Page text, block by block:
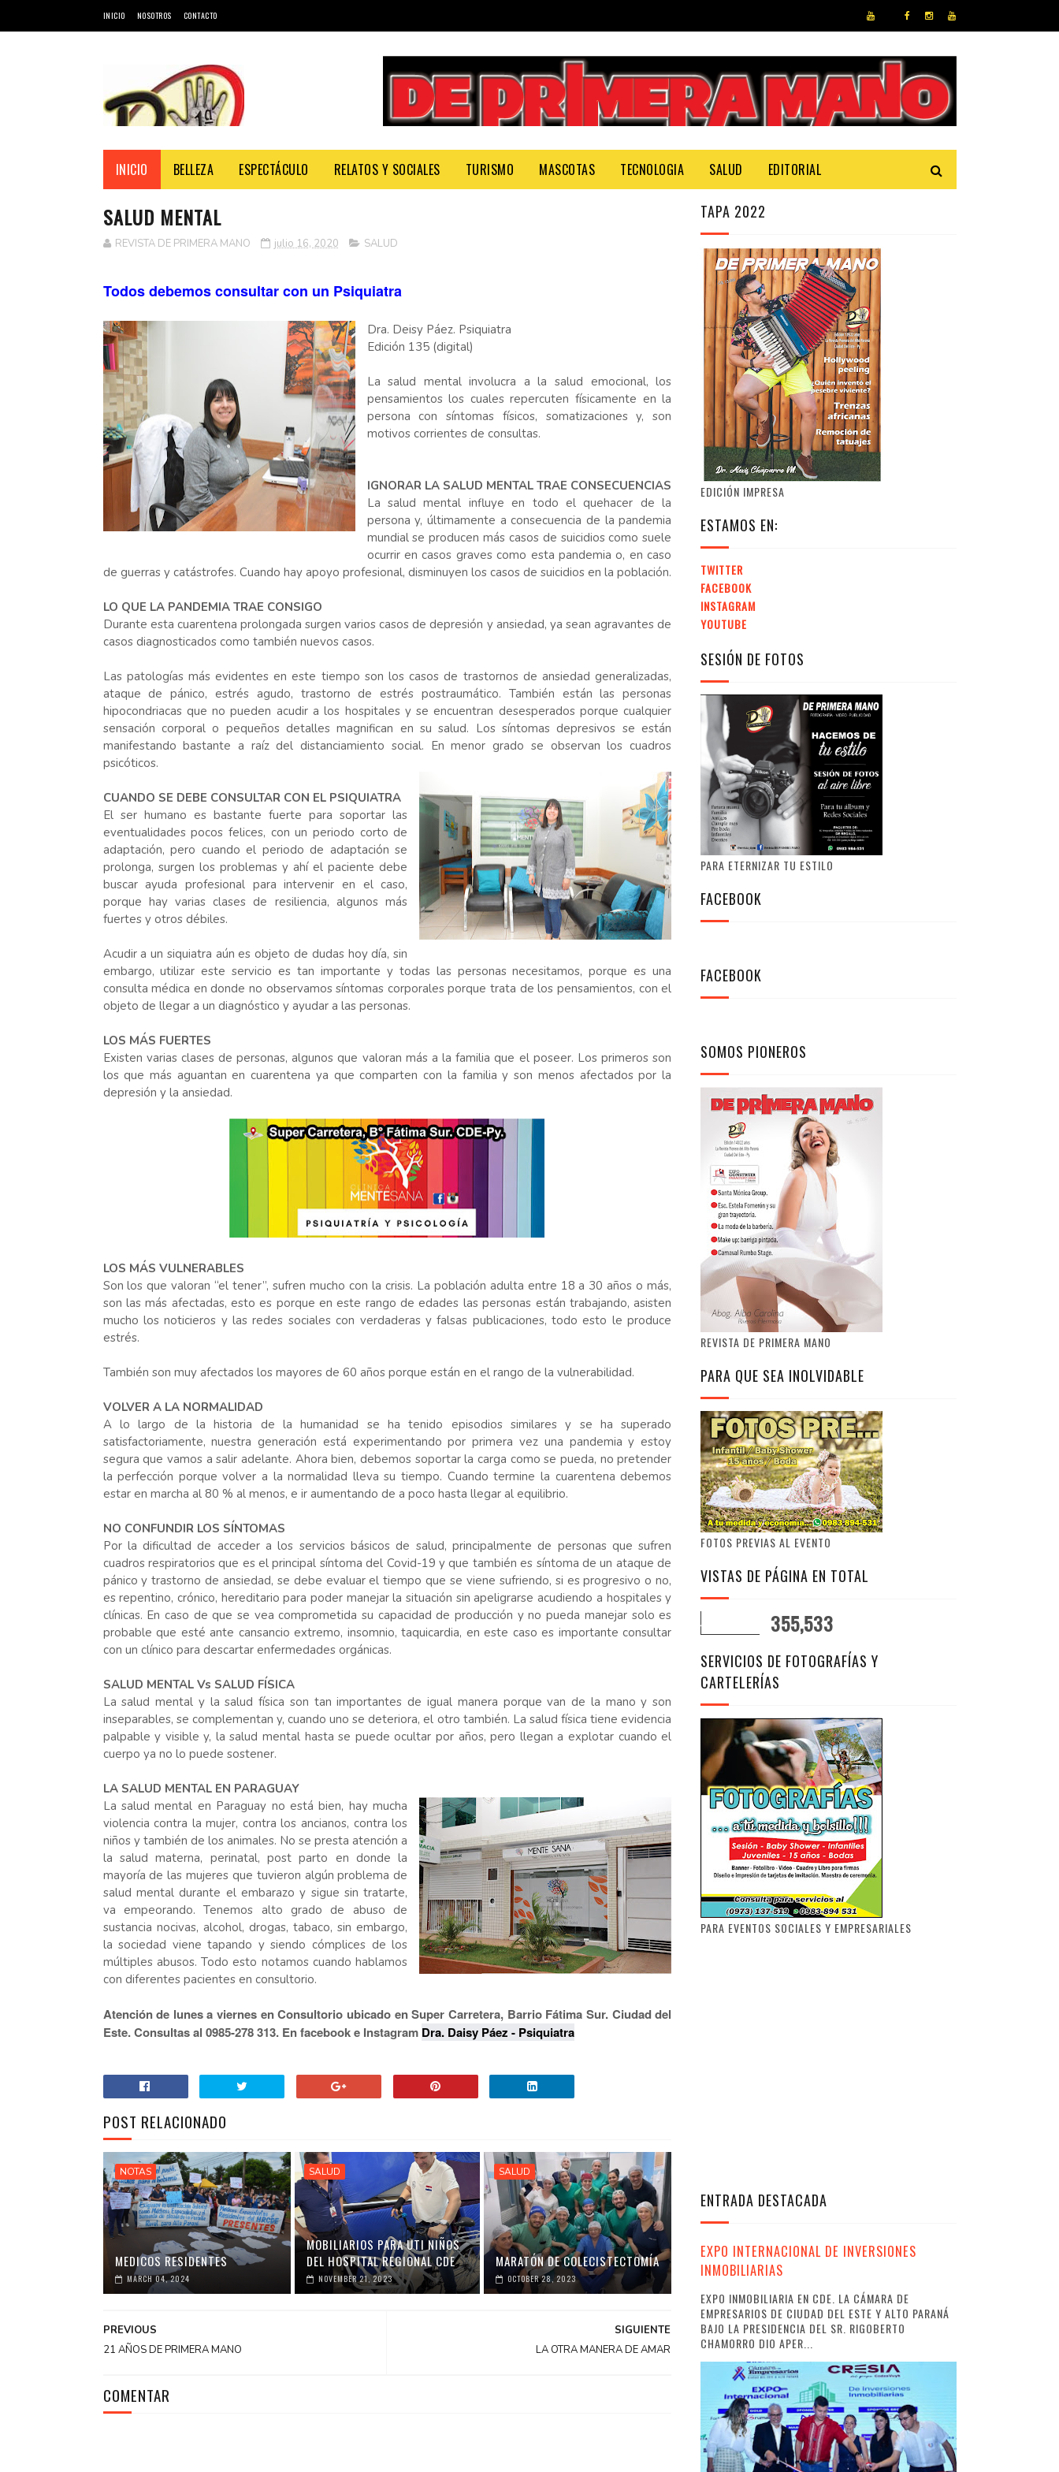
INICIO NOSOTROS CONTACTO
REVISTA
INICIO BELLEZA ESPECTÁCULO RELATOS Y SOCIALES TURISMO MASCOTAS TECNOLOGIA SALUD EDITORIAL
SALUD MENTAL
REVISTA DE PRIMERA MANO julio 16, 2020 SALUD
Todos debemos consultar con un Psiquiatra
Dra. Deisy Páez. Psiquiatra
Edición 135 (digital)
La salud mental involucra a la salud emocional, los
pensamientos los cuales repercuten físicamente en la
persona con síntomas físicos, somatizaciones y, son
motivos corrientes de consultas.
IGNORAR LA SALUD MENTAL TRAE CONSECUENCIAS
La salud mental influye en todo el quehacer de la
persona y, últimamente a consecuencia de la pandemia
mundial se producen más casos de suicidios como suele
ocurrir en casos graves como esta pandemia o, en caso
de guerras y catástrofes. Cuando hay apoyo profesional, disminuyen los casos de suicidios en la población.
LO QUE LA PANDEMIA TRAE CONSIGO
Durante esta cuarentena prolongada surgen varios casos de depresión y ansiedad, ya sean agravantes de
casos diagnosticados como también nuevos casos.
Las patologías más evidentes en este tiempo son los casos de trastornos de ansiedad generalizadas,
ataque de pánico, estrés agudo, trastorno de estrés postraumático. También están las personas
hipocondriacas que no pueden acudir a los hospitales y se encuentran desesperados porque cualquier
sensación corporal o pequeños detalles magnifican en su salud. Los síntomas depresivos se están
manifestando bastante a raíz del distanciamiento social. En menor grado se observan los cuadros
psicóticos.
CUANDO SE DEBE CONSULTAR CON EL PSIQUIATRA
El ser humano es bastante fuerte para soportar las
eventualidades pocos felices, con un periodo corto de
adaptación, pero cuando el periodo de adaptación se
prolonga, surgen los problemas y ahí el paciente debe
buscar ayuda profesional para intervenir en el caso,
porque hay varias clases de resiliencia, algunos más
fuertes y otros débiles.
Acudir a un siquiatra aún es objeto de dudas hoy día, sin
embargo, utilizar este servicio es tan importante y todas las personas necesitamos, porque es una
consulta médica en donde no observamos síntomas corporales porque trata de los pensamientos, con el
objeto de llegar a un diagnóstico y ayudar a las personas.
LOS MÁS FUERTES
Existen varias clases de personas, algunos que valoran más a la familia que el poseer. Los primeros son
los que más aguantan en cuarentena ya que comparten con la familia y son menos afectados por la
depresión y la ansiedad.
LOS MÁS VULNERABLES
Son los que valoran “el tener”, sufren mucho con la crisis. La población adulta entre 18 a 30 años o más,
son las más afectadas, esto es porque en este rango de edades las personas están trabajando, asisten
mucho los noticieros y las redes sociales con verdaderas y falsas publicaciones, todo esto le produce
estrés.
También son muy afectados los mayores de 60 años porque están en el rango de la vulnerabilidad.
VOLVER A LA NORMALIDAD
A lo largo de la historia de la humanidad se ha tenido episodios similares y se ha superado
satisfactoriamente, nuestra generación está experimentando por primera vez una pandemia y estoy
segura que vamos a salir adelante. Ahora bien, debemos soportar la carga como se pueda, no pretender
la perfección porque volver a la normalidad lleva su tiempo. Cuando termine la cuarentena debemos
estar en marcha al 80 % al menos, e ir aumentando de a poco hasta llegar al equilibrio.
NO CONFUNDIR LOS SÍNTOMAS
Por la dificultad de acceder a los servicios básicos de salud, principalmente de personas que sufren
cuadros respiratorios que es el principal síntoma del Covid-19 y que también es síntoma de un ataque de
pánico y trastorno de ansiedad, se debe evaluar el tiempo que se viene sufriendo, si es progresivo o no,
es repentino, crónico, hereditario para poder manejar la situación sin apeligrarse acudiendo a hospitales y
clínicas. En caso de que se vea comprometida su capacidad de producción y no pueda manejar solo es
probable que esté ante cansancio extremo, insomnio, taquicardia, en este caso es importante consultar
con un clínico para descartar enfermedades orgánicas.
SALUD MENTAL Vs SALUD FÍSICA
La salud mental y la salud física son tan importantes de igual manera porque van de la mano y son
inseparables, se complementan y, cuando uno se deteriora, el otro también. La salud física tiene evidencia
palpable y visible y, la salud mental hasta se puede ocultar por años, pero llegan a explotar cuando el
cuerpo ya no lo puede sostener.
LA SALUD MENTAL EN PARAGUAY
La salud mental en Paraguay no está bien, hay mucha
violencia contra la mujer, contra los ancianos, contra los
niños y también de los animales. No se presta atención a
la salud materna, perinatal, post parto en donde la
mayoría de las mujeres que tuvieron algún problema de
salud mental durante el embarazo y sigue sin tratarte,
va empeorando. Tenemos alto grado de abuso de
sustancia nocivas, alcohol, drogas, tabaco, sin embargo,
la sociedad viene tapando y siendo cómplices de los
múltiples abusos. Todo esto notamos cuando hablamos
con diferentes pacientes en consultorio.
Atención de lunes a viernes en Consultorio ubicado en Super Carretera, Barrio Fátima Sur. Ciudad del
Este. Consultas al 0985-278 313. En facebook e Instagram Dra. Daisy Páez - Psiquiatra
POST RELACIONADO
NOTAS
MEDICOS RESIDENTES
MARCH 04, 2024
SALUD
MOBILIARIOS PARA UTI NIÑOS
DEL HOSPITAL REGIONAL CDE
NOVEMBER 21, 2023
SALUD
MARATÓN DE COLECISTECTOMÍA
OCTOBER 28, 2023
SIGUIENTE
LA OTRA MANERA DE AMAR
PREVIOUS
21 AÑOS DE PRIMERA MANO
COMENTAR
TAPA 2022
EDICIÓN IMPRESA
ESTAMOS EN:
TWITTER
FACEBOOK
INSTAGRAM
YOUTUBE
SESIÓN DE FOTOS
PARA ETERNIZAR TU ESTILO
FACEBOOK
FACEBOOK
SOMOS PIONEROS
REVISTA DE PRIMERA MANO
PARA QUE SEA INOLVIDABLE
FOTOS PREVIAS AL EVENTO
VISTAS DE PÁGINA EN TOTAL
355,533
SERVICIOS DE FOTOGRAFÍAS Y
CARTELERÍAS
PARA EVENTOS SOCIALES Y EMPRESARIALES
ENTRADA DESTACADA
EXPO INTERNACIONAL DE INVERSIONES
INMOBILIARIAS
EXPO INMOBILIARIA EN CDE. LA CÁMARA DE
EMPRESARIOS DE CIUDAD DEL ESTE Y ALTO PARANÁ
BAJO LA PRESIDENCIA DEL SR. RIGOBERTO
CHAMORRO DIO APER...